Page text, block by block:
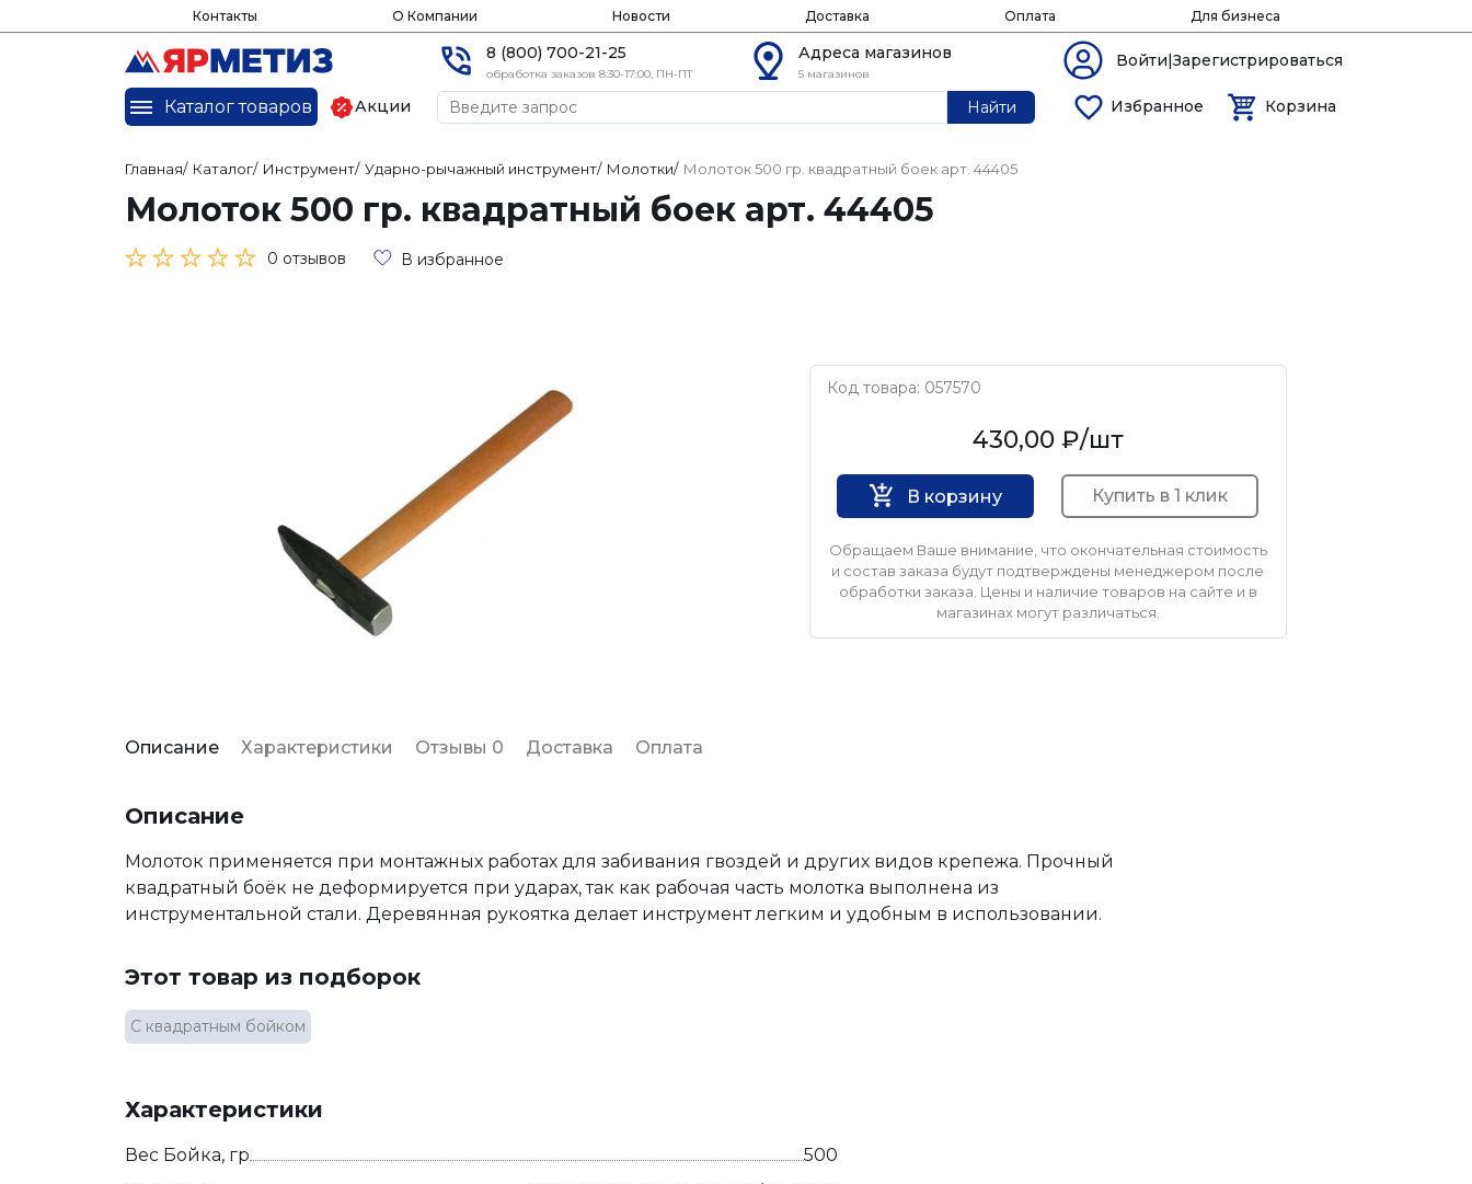
Контакты О Компании Новости Доставка Оплата Для бизнеса
8 (800) 700-21-25
обработка заказов 8:30-17:00, ПН-ПТ
Адреса магазинов
5 магазинов
Войти|Зарегистрироваться
Каталог товаров Акции Найти Избранное Корзина
Главная/ Каталог/ Инструмент/ Ударно-рычажный инструмент/ Молотки/ Молоток 500 гр. квадратный боек арт. 44405
Молоток 500 гр. квадратный боек арт. 44405
0 отзывов В избранное
Код товара: 057570
Арефино (Россия)430,00 ₽/шт
В корзину Купить в 1 клик
Обращаем Ваше внимание, что окончательная стоимость
и состав заказа будут подтверждены менеджером после
обработки заказа. Цены и наличие товаров на сайте и в
магазинах могут различаться.
Описание Характеристики Отзывы 0 Доставка Оплата
Описание
Молоток применяется при монтажных работах для забивания гвоздей и других видов крепежа. Прочный
квадратный боёк не деформируется при ударах, так как рабочая часть молотка выполнена из
инструментальной стали. Деревянная рукоятка делает инструмент легким и удобным в использовании.
Этот товар из подборок
С квадратным бойком
Характеристики
Вес Бойка, гр
500